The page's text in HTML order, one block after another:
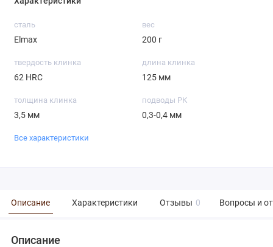
сталь
Elmax
вес
200 г
твердость клинка
62 HRC
длина клинка
125 мм
толщина клинка
3,5 мм
подводы РК
0,3-0,4 мм
Все характеристики
Описание Характеристики Отзывы 0 Вопросы и
Описание